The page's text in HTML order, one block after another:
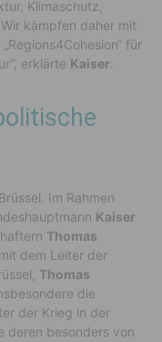
Klimaschutz,
kämpfen daher mit
für
erklärte Kaiser
Im Rahmen
Kaiser
Thomas
dem Leiter der
Thomas
die
der Krieg in der
deren besonders von